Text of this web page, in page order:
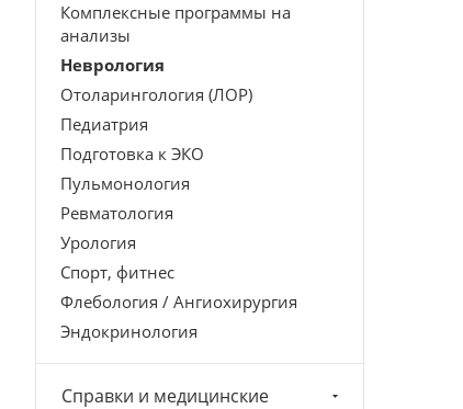
Комплексные программы на
анализы
Неврология
Отоларингология (ЛОР)
Педиатрия
Подготовка к ЭКО
Пульмонология
Ревматология
Урология
Спорт, фитнес
Флебология / Ангиохирургия
Эндокринология
Справки и медицинские